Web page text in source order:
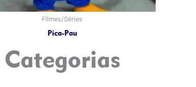
Filmes/Séries
Pica-Pau
Categorias